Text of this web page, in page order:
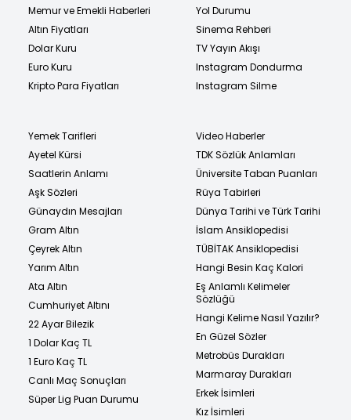
Memur ve Emekli Haberleri
Altın Fiyatları
Dolar Kuru
Euro Kuru
Kripto Para Fiyatları
Yol Durumu
Sinema Rehberi
TV Yayın Akışı
Instagram Dondurma
Instagram Silme
Yemek Tarifleri
Ayetel Kürsi
Saatlerin Anlamı
Aşk Sözleri
Günaydın Mesajları
Gram Altın
Çeyrek Altın
Yarım Altın
Ata Altın
Cumhuriyet Altını
22 Ayar Bilezik
1 Dolar Kaç TL
1 Euro Kaç TL
Canlı Maç Sonuçları
Süper Lig Puan Durumu
Video Haberler
TDK Sözlük Anlamları
Üniversite Taban Puanları
Rüya Tabirleri
Dünya Tarihi ve Türk Tarihi
İslam Ansiklopedisi
TÜBİTAK Ansiklopedisi
Hangi Besin Kaç Kalori
Eş Anlamlı Kelimeler
Sözlüğü
Hangi Kelime Nasıl Yazılır?
En Güzel Sözler
Metrobüs Durakları
Marmaray Durakları
Erkek İsimleri
Kız İsimleri